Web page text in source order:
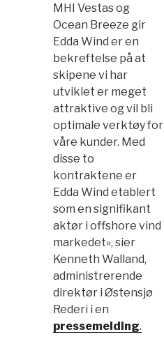
MHI Vestas og
Ocean Breeze gir
Edda Wind er en
bekreftelse på at
skipene vi har
utviklet er meget
attraktive og vil bli
optimale verktøy for
våre kunder. Med
disse to
kontraktene er
Edda Wind etablert
som en signifikant
aktør i offshore vind
markedet», sier
Kenneth Walland,
administrerende
direktør i Østensjø
Rederi i en
pressemelding.